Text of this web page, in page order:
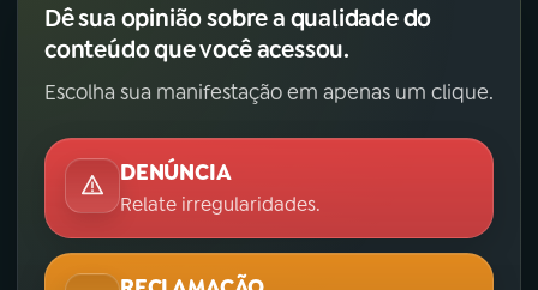
Dê sua opinião sobre a qualidade do
conteúdo que você acessou.
Escolha sua manifestação em apenas um clique.
DENÚNCIA
Relate irregularidades.